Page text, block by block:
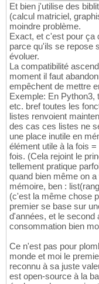
Et bien j'utilise des
(calcul matriciel,
moindre problème.
Exact, et c'est pour ça
parce qu'ils se repose
évoluer.
La compatibilité
moment il faut
empêchent de mettre
Exemple: En Python3,
etc. bref toutes les
listes renvoient
des cas ces listes ne
une place inutile en
élément utile à la fois
fois. (Cela rejoint le
tellement pratique
quand bien même on
mémoire, ben :
(c'est la même chose
premier se base sur
d'années, et le second
consommation bien
Ce n'est pas pour
monde et moi le
reconnu à sa juste
est open-source à la